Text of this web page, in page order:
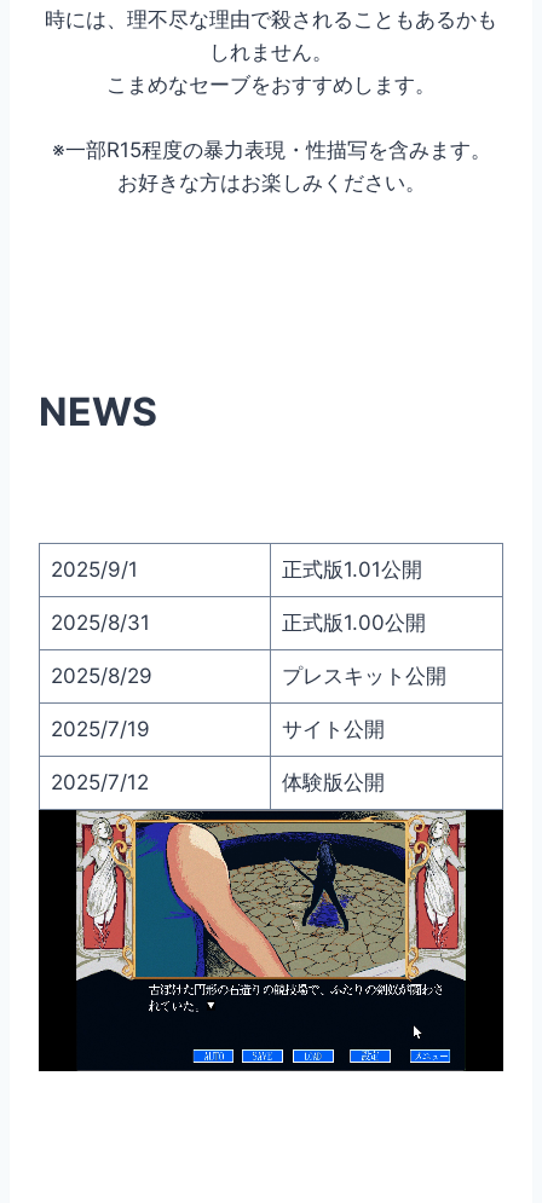
時には、理不尽な理由で殺されることもあるかも
しれません。
こまめなセーブをおすすめします。
※一部R15程度の暴力表現・性描写を含みます。
お好きな方はお楽しみください。
NEWS
2025/9/1 正式版1.01公開
2025/8/31 正式版1.00公開
2025/8/29 プレスキット公開
2025/7/19 サイト公開
2025/7/12 体験版公開